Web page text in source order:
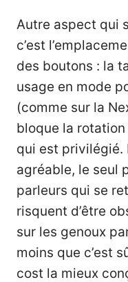
Autre aspect qui
c’est
des boutons : la
usage en mode
(comme sur la
bloque la rotation
qui est privilégié.
agréable, le seul
parleurs qui se
risquent d’être
sur les genoux
moins que c’est
cost la mieux